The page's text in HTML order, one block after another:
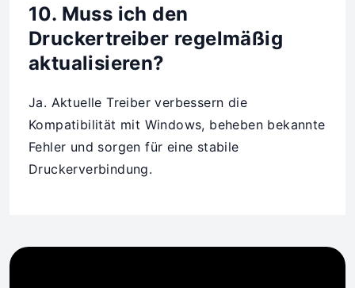
10. Muss ich den
Druckertreiber regelmäßig
aktualisieren?
Ja. Aktuelle Treiber verbessern die
Kompatibilität mit Windows, beheben bekannte
Fehler und sorgen für eine stabile
Druckerverbindung.